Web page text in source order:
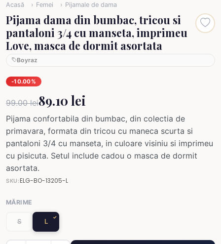
Acasă Femei Pijamale de dama
Pijama dama din bumbac, tricou si
pantaloni 3/4 cu manseta, imprimeu
Love, masca de dormit asortata
Boyraz
-10.00%
99.00 lei89.10 lei
Pijama confortabila din bumbac, din colectia de
primavara, formata din tricou cu maneca scurta si
pantaloni 3/4 cu manseta, in culoare visiniu si imprimeu
cu pisicuta. Setul include cadou o masca de dormit
asortata.
SKU:ELG-BO-13205-L
MĂRIME
S L